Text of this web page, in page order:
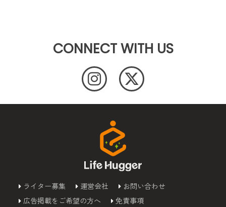
CONNECT WITH US
ライター募集 運営会社
お問い合わせ
広告掲載をご希望の方へ
免責事項